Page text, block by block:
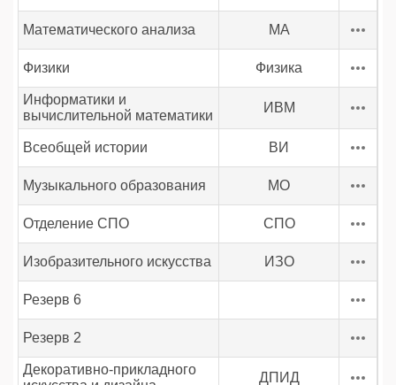
Математического анализа МА
Физики Физика
Информатики и
вычислительной математики
ИВМ
Всеобщей истории ВИ
Музыкального образования МО
Отделение СПО СПО
Изобразительного искусства ИЗО
Резерв 6
Резерв 2
Декоративно-прикладного
ДПИД